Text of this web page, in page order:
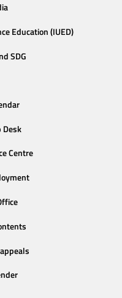
Education (IUED)
SDG
Centre